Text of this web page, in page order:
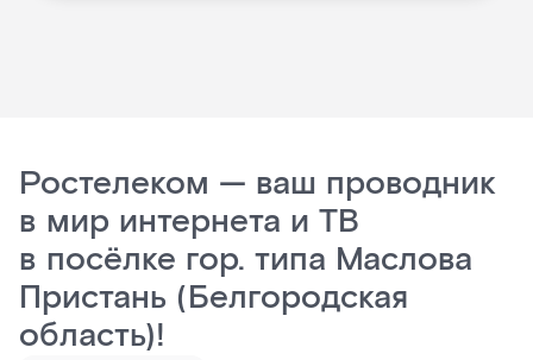
Ростелеком — ваш проводник
в мир интернета и ТВ
в посёлке гор. типа Маслова
Пристань (Белгородская
область)!